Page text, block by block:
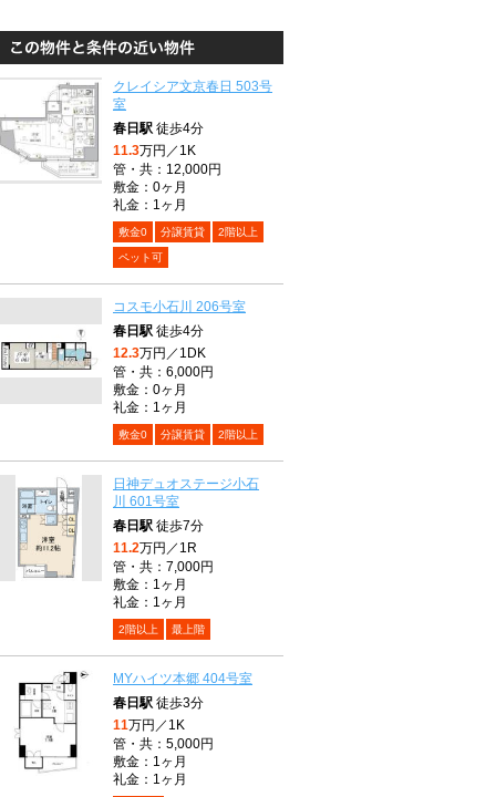
クレイシア文京春日 503号
室
春日駅 徒歩4分
11.3万円／1K
管・共：12,000円
敷金：0ヶ月
礼金：1ヶ月
敷金0 分譲賃貸 2階以上
ペット可
コスモ小石川 206号室
春日駅 徒歩4分
12.3万円／1DK
管・共：6,000円
敷金：0ヶ月
礼金：1ヶ月
敷金0 分譲賃貸 2階以上
日神デュオステージ小石
川 601号室
春日駅 徒歩7分
11.2万円／1R
管・共：7,000円
敷金：1ヶ月
礼金：1ヶ月
2階以上 最上階
MYハイツ本郷 404号室
春日駅 徒歩3分
11万円／1K
管・共：5,000円
敷金：1ヶ月
礼金：1ヶ月